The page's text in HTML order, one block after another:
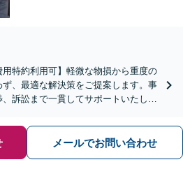
用特約利用可】軽微な物損から重度の
、最適な解決策をご提案します。事
訴訟まで一貫してサポートいたしま
メールでお問い合わせ